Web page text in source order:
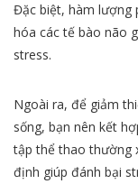
Đặc biệt, hàm lượng
hóa các tế bào não
stress.
Ngoài ra, để giảm
sống, bạn nên kết
tập thể thao thường
định giúp đánh bại